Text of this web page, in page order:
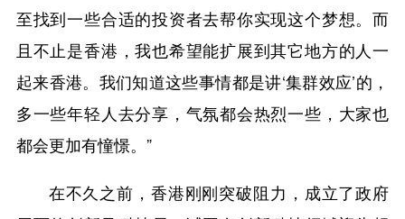
至找到一些合适的投资者去帮你实现这个梦想。而
且不止是香港，我也希望能扩展到其它地方的人一
起来香港。我们知道这些事情都是讲‘集群效应’的，
多一些年轻人去分享，气氛都会热烈一些，大家也
都会更加有憧憬。”
在不久之前，香港刚刚突破阻力，成立了政府